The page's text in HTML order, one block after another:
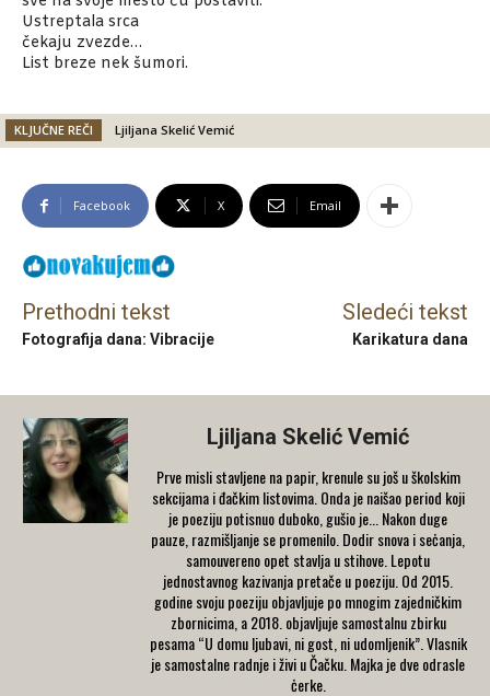
Ustreptala srca
čekaju zvezde…
List breze nek šumori.
KLJUČNE REČI Ljiljana Skelić Vemić
Facebook X Email
Prethodni tekst
Fotografija dana: Vibracije
Sledeći tekst
Karikatura dana
Ljiljana Skelić Vemić
Prve misli stavljene na papir, krenule su još u školskim
sekcijama i đačkim listovima. Onda je naišao period koji
je poeziju potisnuo duboko, gušio je... Nakon duge
pauze, razmišljanje se promenilo. Dodir snova i seċanja,
samouvereno opet stavlja u stihove. Lepotu
jednostavnog kazivanja pretače u poeziju. Od 2015.
godine svoju poeziju objavljuje po mnogim zajedničkim
zbornicima, a 2018. objavljuje samostalnu zbirku
pesama “U domu ljubavi, ni gost, ni udomljenik”. Vlasnik
je samostalne radnje i živi u Čačku. Majka je dve odrasle
ċerke.